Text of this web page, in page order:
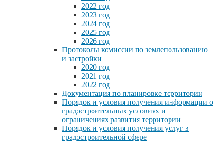
2022 год
2023 год
2024 год
2025 год
2026 год
Протоколы комиссии по землепользованию
и застройки
2020 год
2021 год
2022 год
Документация по планировке территории
Порядок и условия получения информации о
градостроительных условиях и
ограничениях развития территории
Порядок и условия получения услуг в
градостроительной сфере